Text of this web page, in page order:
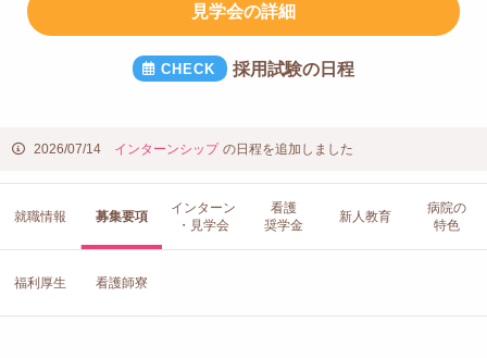
見学会の詳細
採用試験の日程
2026/07/14 インターンシップ の日程を追加しました
就職情報 募集要項
インターン
・見学会
看護
奨学金
新人教育
病院の
特色
福利厚生 看護師寮